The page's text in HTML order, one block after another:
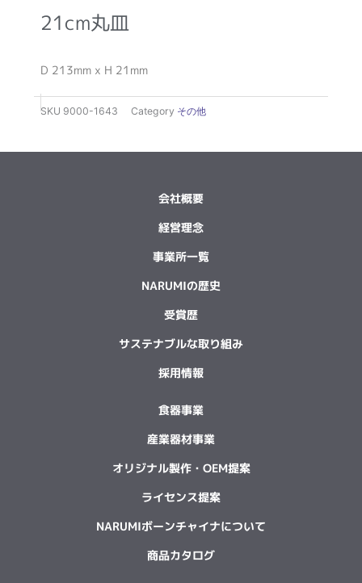
21cm丸皿
D 213mm x H 21mm
SKU 9000-1643 Category その他
会社概要
経営理念
事業所一覧
NARUMIの歴史
受賞歴
サステナブルな取り組み
採用情報
食器事業
産業器材事業
オリジナル製作・OEM提案
ライセンス提案
NARUMIボーンチャイナについて
商品カタログ